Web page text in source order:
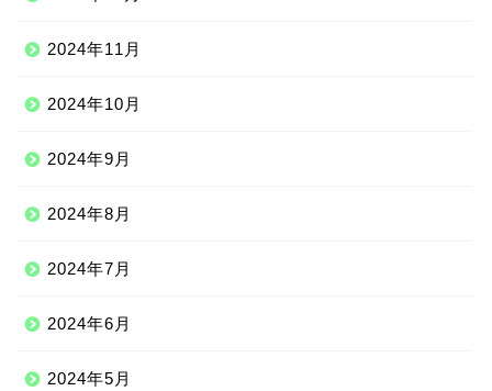
2024年11月
2024年10月
2024年9月
2024年8月
2024年7月
2024年6月
2024年5月